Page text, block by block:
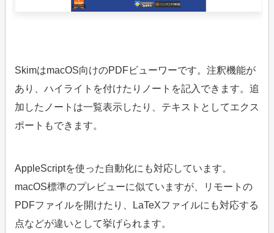
SkimはmacOS向けのPDFビューワーです。注釈機能が
あり、ハイライトを付けたりノートを記入できます。追
加したノートは一覧表示したり、テキストとしてエクス
ポートもできます。
AppleScriptを使った自動化にも対応しています。
macOS標準のプレビューに似ていますが、リモートの
PDFファイルを開けたり、LaTeXファイルにも対応する
点などが違いとして挙げられます。